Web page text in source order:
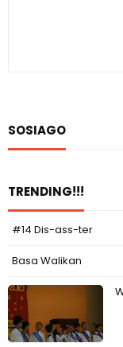
SOSIAGO
TRENDING!!!
#14 Dis-ass-ter
Basa Walikan